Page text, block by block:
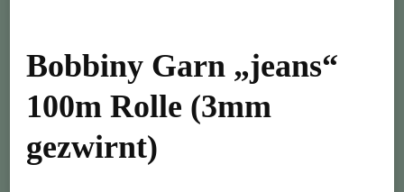
Bobbiny Garn „jeans“
100m Rolle (3mm
gezwirnt)